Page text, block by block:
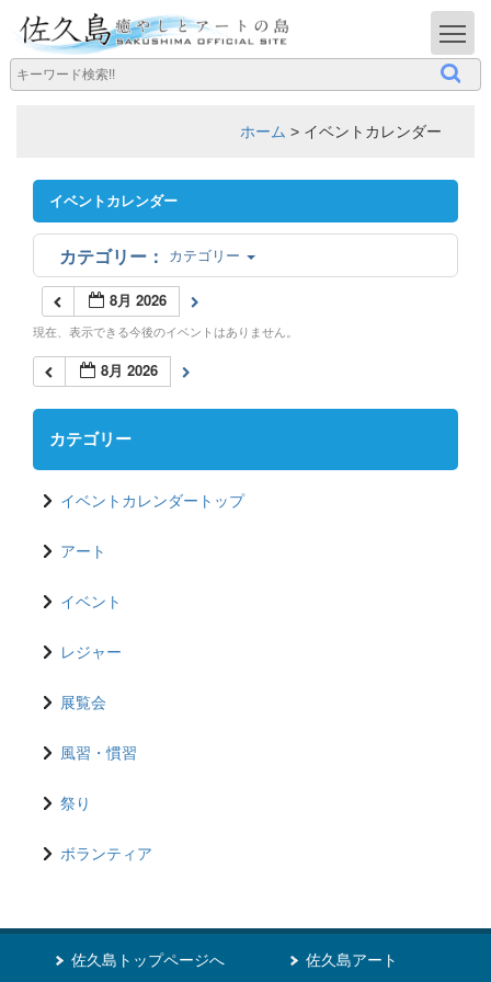
ホーム > イベントカレンダー
イベントカレンダー
カテゴリー
8月 2026
現在、表示できる今後のイベントはありません。
8月 2026
カテゴリー
イベントカレンダートップ
アート
イベント
レジャー
展覧会
風習・慣習
祭り
ボランティア
佐久島トップページへ 佐久島アート